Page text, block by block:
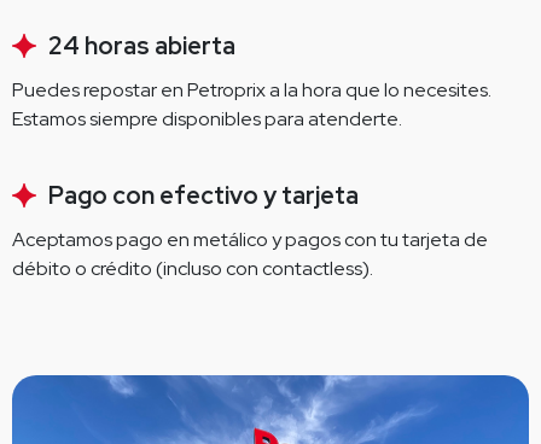
24 horas abierta
Puedes repostar en Petroprix a la hora que lo necesites.
Estamos siempre disponibles para atenderte.
Pago con efectivo y tarjeta
Aceptamos pago en metálico y pagos con tu tarjeta de
débito o crédito (incluso con contactless).